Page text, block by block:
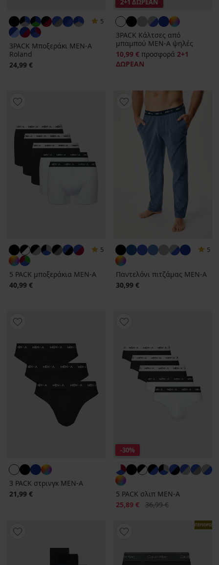
5
3PACK Μποξεράκι MEN-A
Roland
24,99 €
2+1 ΔΩΡΕΑΝ
3PACK Κάλτσες από
μπαμπού MEN-A ψηλές
10,99 € προσφορά 2+1
ΔΩΡΕΑΝ
5
5 PACK μποξεράκια MEN-A
40,99 €
5
Παντελόνι πιτζάμας MEN-A
30,99 €
3 PACK στρινγκ MEN-A
21,99 €
-30%
5 PACK σλιπ MEN-A
Έκπτωση
25,89 € Αρχική τιμή
36,99 €